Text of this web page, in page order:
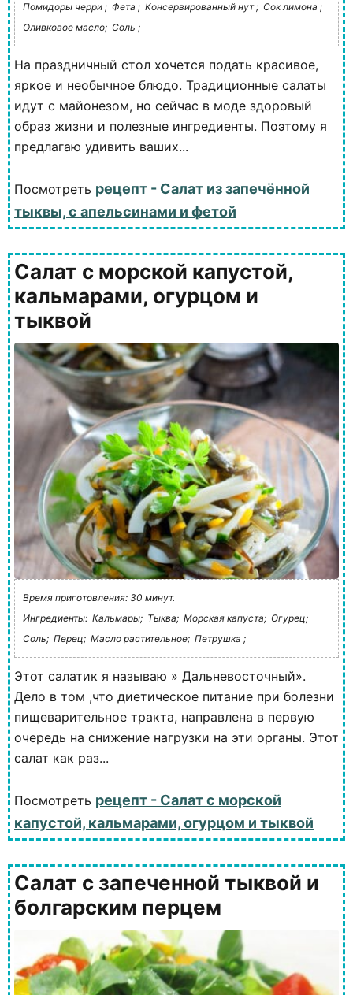
Помидоры черри ; Фета ; Консервированный нут ; Сок лимона ;
Оливковое масло; Соль ;
На праздничный стол хочется подать красивое,
яркое и необычное блюдо. Традиционные салаты
идут с майонезом, но сейчас в моде здоровый
образ жизни и полезные ингредиенты. Поэтому я
предлагаю удивить ваших...
Посмотреть рецепт - Салат из запечённой
тыквы, с апельсинами и фетой
Салат с морской капустой,
кальмарами, огурцом и
тыквой
Время приготовления: 30 минут.
Ингредиенты: Кальмары; Тыква; Морская капуста; Огурец;
Соль; Перец; Масло растительное; Петрушка ;
Этот салатик я называю » Дальневосточный».
Дело в том ,что диетическое питание при болезни
пищеварительное тракта, направлена в первую
очередь на снижение нагрузки на эти органы. Этот
салат как раз...
Посмотреть рецепт - Салат с морской
капустой, кальмарами, огурцом и тыквой
Салат с запеченной тыквой и
болгарским перцем